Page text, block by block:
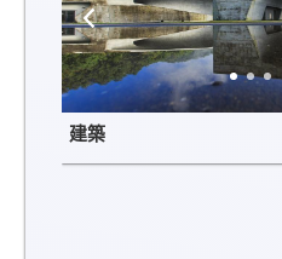
建築